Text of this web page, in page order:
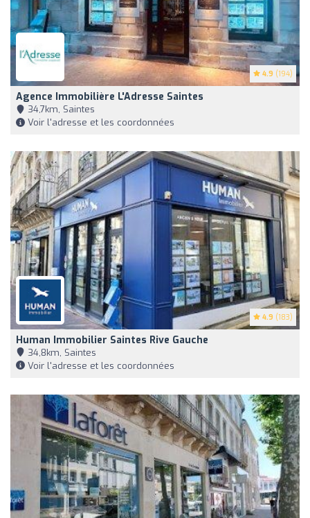
4.9 (194)
Agence Immobilière L'Adresse Saintes
34,7km, Saintes
Voir l'adresse et les coordonnées
4.9 (183)
Human Immobilier Saintes Rive Gauche
34,8km, Saintes
Voir l'adresse et les coordonnées